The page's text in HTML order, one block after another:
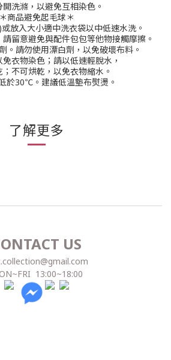
開洗滌，以避免互相染色。
＊商品避免起毛球＊
放入大小適中洗衣袋以中低速水洗。
留意避免與配件包包等他物接觸摩擦。
。 請勿使用漂白劑，以免破壞布料。
衣物染色；請以低速輕脫水，
不可烘乾，以免衣物縮水。
於30℃。 建議低溫墊布熨燙。
了解更多
US
13:00~18:00